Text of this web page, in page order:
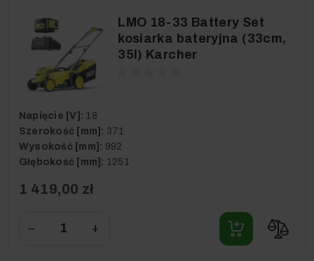
LMO 18-33 Battery Set
kosiarka bateryjna (33cm,
35l) Karcher
Napięcie [V]: 18
Szerokość [mm]: 371
Wysokość [mm]: 992
Głębokość [mm]: 1251
1 419,00 zł
− +